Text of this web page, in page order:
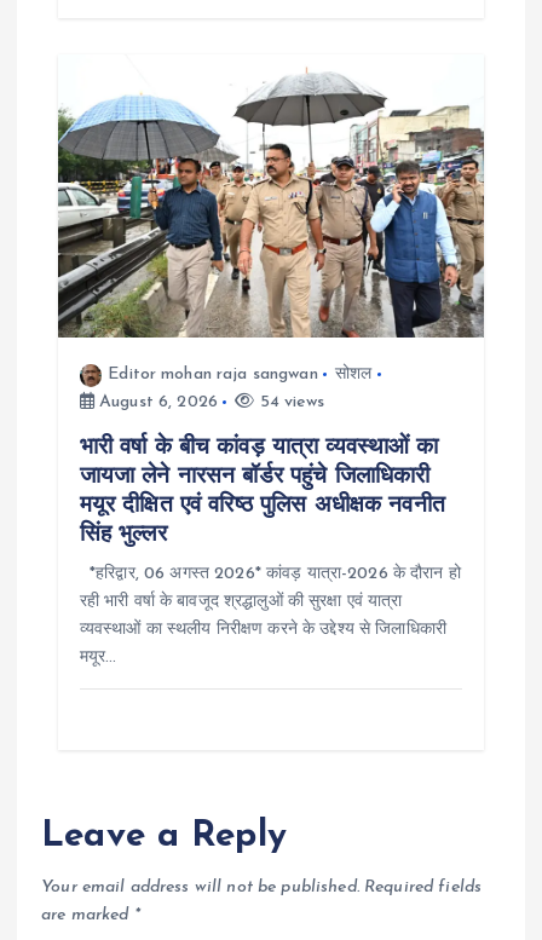
Editor mohan raja sangwan
सोशल
August 6, 2026
54 views
भारी वर्षा के बीच कांवड़ यात्रा व्यवस्थाओं का
जायजा लेने नारसन बॉर्डर पहुंचे जिलाधिकारी
मयूर दीक्षित एवं वरिष्ठ पुलिस अधीक्षक नवनीत
सिंह भुल्लर
*हरिद्वार, 06 अगस्त 2026* कांवड़ यात्रा-2026 के दौरान हो
रही भारी वर्षा के बावजूद श्रद्धालुओं की सुरक्षा एवं यात्रा
व्यवस्थाओं का स्थलीय निरीक्षण करने के उद्देश्य से जिलाधिकारी
मयूर…
Leave a Reply
Your email address will not be published. Required fields
are marked *